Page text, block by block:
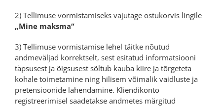
2) Tellimuse vormistamiseks vajutage ostukorvis lingile
„Mine maksma“
3) Tellimuse vormistamise lehel täitke nõutud
andmeväljad korrektselt, sest esitatud informatsiooni
täpsusest ja õigsusest sõltub kauba kiire ja tõrgeteta
kohale toimetamine ning hilisem võimalik vaidluste ja
pretensioonide lahendamine. Kliendikonto
registreerimisel saadetakse andmetes märgitud